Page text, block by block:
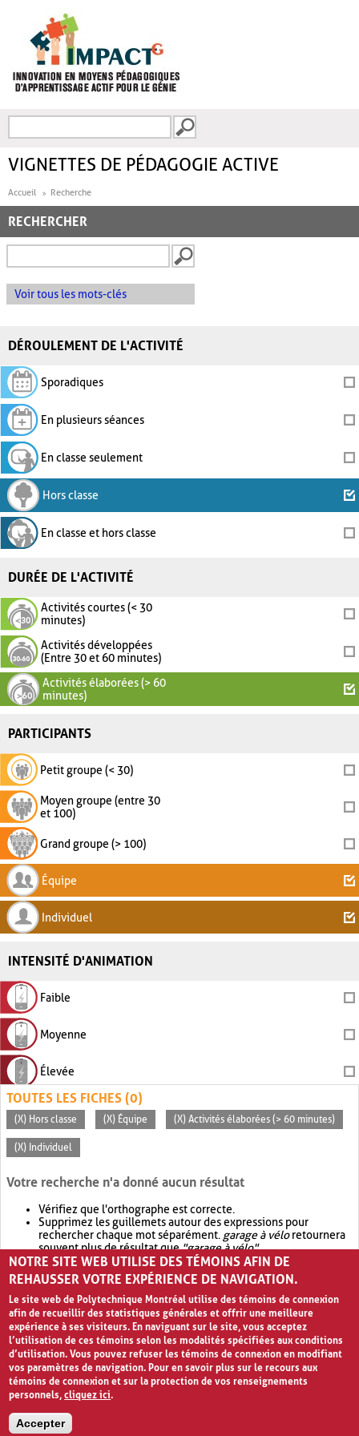
FORMULAIRE DE
VIGNETTES DE PÉDAGOGIE ACTIVE
Accueil Recherche
RECHERCHER
Voir tous les mots-clés
DÉROULEMENT DE L'ACTIVITÉ
Sporadiques
En plusieurs séances
En classe seulement
Hors classe
En classe et hors classe
DURÉE DE L'ACTIVITÉ
Activités courtes (< 30
minutes)
Activités développées
(Entre 30 et 60 minutes)
Activités élaborées (> 60
minutes)
PARTICIPANTS
Petit groupe (< 30)
Moyen groupe (entre 30
et 100)
Grand groupe (> 100)
Équipe
Individuel
INTENSITÉ D'ANIMATION
Faible
Moyenne
Élevée
TOUTES LES FICHES (0)
(X) Hors classe (X) Équipe (X) Activités élaborées (> 60 minutes)
(X) Individuel
Votre recherche n'a donné aucun résultat
Vérifiez que l'orthographe est correcte.
Supprimez les guillemets autour des expressions pour
rechercher chaque mot séparément. garage à véloretournera
souvent plus de résultat que"garage à vélo".
Envisagez d'élargir votre recherche avec OR.garage OR vélo
retournera souvent plus de résultat quegarage à vélo
NOTRE SITE WEB UTILISE DES TÉMOINS AFIN DE
REHAUSSER VOTRE EXPÉRIENCE DE NAVIGATION.
Le site web de Polytechnique Montréal utilise des témoins de connexion
afin de recueillir des statistiques générales et offrir une meilleure
expérience à ses visiteurs. En naviguant sur le site, vous acceptez
l’utilisation de ces témoins selon les modalités spécifiées aux conditions
d’utilisation. Vous pouvez refuser les témoins de connexion en modifiant
vos paramètres de navigation. Pour en savoir plus sur le recours aux
témoins de connexion et sur la protection de vos renseignements
personnels,cliquez ici.
Accepter